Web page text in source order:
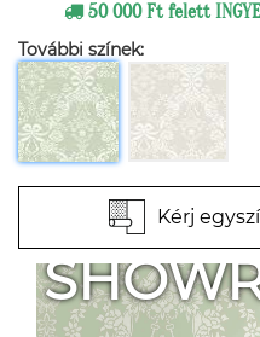
50 000 Ft felett
További színek:
Kérj